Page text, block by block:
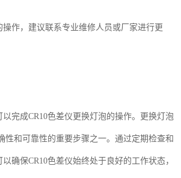
作，建议联系专业维修人员或厂家进行更
以完成CR10色差仪更换灯泡的操作。更换灯泡
性和可靠性的重要步骤之一。通过定期检查和
以确保CR10色差仪始终处于良好的工作状态，